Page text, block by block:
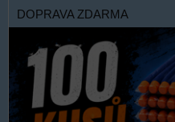
DOPRAVA ZDARMA